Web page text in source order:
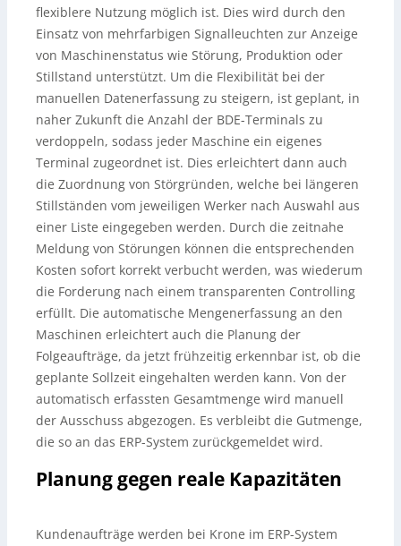
flexiblere Nutzung möglich ist. Dies wird durch den
Einsatz von mehrfarbigen Signalleuchten zur Anzeige
von Maschinenstatus wie Störung, Produktion oder
Stillstand unterstützt. Um die Flexibilität bei der
manuellen Datenerfassung zu steigern, ist geplant, in
naher Zukunft die Anzahl der BDE-Terminals zu
verdoppeln, sodass jeder Maschine ein eigenes
Terminal zugeordnet ist. Dies erleichtert dann auch
die Zuordnung von Störgründen, welche bei längeren
Stillständen vom jeweiligen Werker nach Auswahl aus
einer Liste eingegeben werden. Durch die zeitnahe
Meldung von Störungen können die entsprechenden
Kosten sofort korrekt verbucht werden, was wiederum
die Forderung nach einem transparenten Controlling
erfüllt. Die automatische Mengenerfassung an den
Maschinen erleichtert auch die Planung der
Folgeaufträge, da jetzt frühzeitig erkennbar ist, ob die
geplante Sollzeit eingehalten werden kann. Von der
automatisch erfassten Gesamtmenge wird manuell
der Ausschuss abgezogen. Es verbleibt die Gutmenge,
die so an das ERP-System zurückgemeldet wird.
Planung gegen reale Kapazitäten
Kundenaufträge werden bei Krone im ERP-System